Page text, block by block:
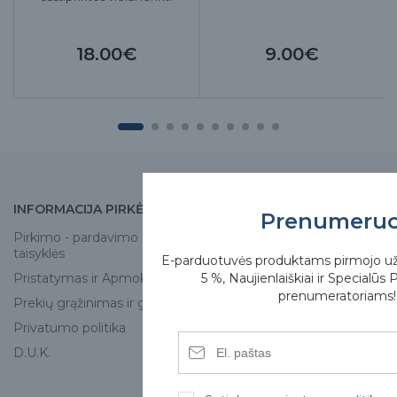
18.00€ 9.00€
INFORMACIJA PIRKĖJUI
Pirkimo - pardavimo
taisyklės
Pristatymas ir Apmokėjimas
Prekių grąžinimas ir garantija
Privatumo politika
D.U.K.
Skirgesa parduotuvės
Kontaktai
E-parduotuvės produktams pirmojo
5 %, Naujienlaiškiai ir Specialūs
prenumeratoriams!